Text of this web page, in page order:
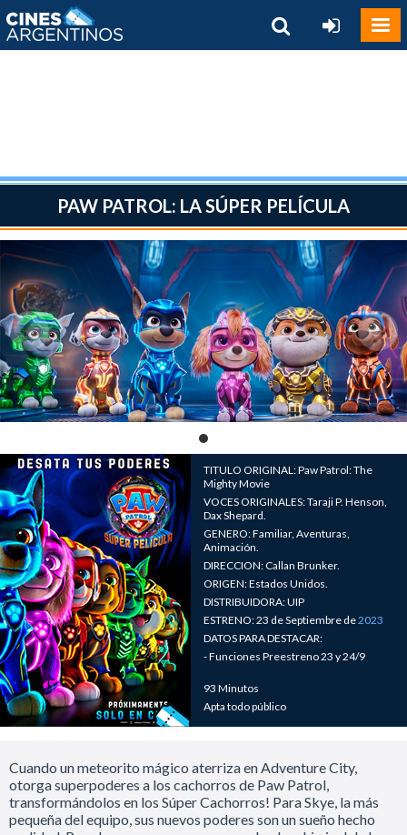
PAW PATROL: LA SÚPER PELÍCULA
TITULO ORIGINAL: Paw Patrol: The
Mighty Movie
VOCES ORIGINALES: Taraji P. Henson,
Dax Shepard.
GENERO: Familiar, Aventuras,
Animación.
DIRECCION: Callan Brunker.
ORIGEN: Estados Unidos.
DISTRIBUIDORA: UIP
ESTRENO: 23 de Septiembre de2023
DATOS PARA DESTACAR:
- Funciones Preestreno 23 y 24/9
93 Minutos
Apta todo público
Cuando un meteorito mágico aterriza en Adventure City,
otorga superpoderes a los cachorros de Paw Patrol,
transformándolos en los Súper Cachorros! Para Skye, la más
pequeña del equipo, sus nuevos poderes son un sueño hecho